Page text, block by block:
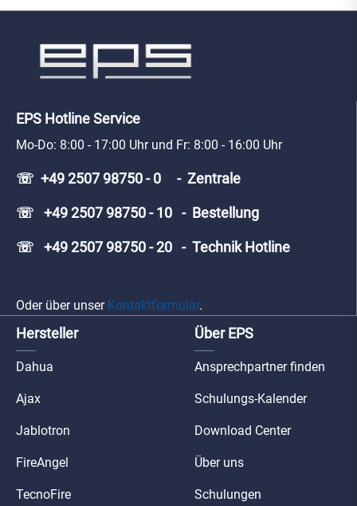
EPS Hotline Service
Mo-Do: 8:00 - 17:00 Uhr und Fr: 8:00 - 16:00 Uhr
☏ +49 2507 98750 - 0 - Zentrale
☏ +49 2507 98750 - 10 - Bestellung
☏ +49 2507 98750 - 20 - Technik Hotline
Oder über unser Kontaktformular.
Hersteller
Dahua
Ajax
Jablotron
FireAngel
TecnoFire
Über EPS
Ansprechpartner finden
Schulungs-Kalender
Download Center
Über uns
Schulungen